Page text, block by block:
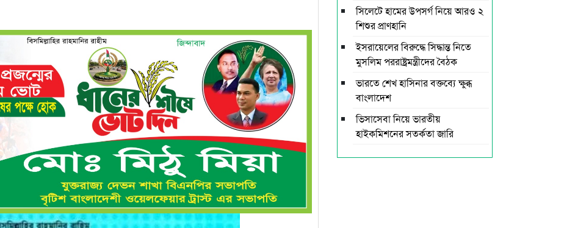
সিলেটে হামের উপসর্গ নিয়ে আরও ২
শিশুর প্রাণহানি
ইসরায়েলের বিরুদ্ধে সিদ্ধান্ত নিতে
মুসলিম পররাষ্ট্রমন্ত্রীদের বৈঠক
ভারতে শেখ হাসিনার বক্তব্যে ক্ষুব্ধ
বাংলাদেশ
ভিসাসেবা নিয়ে ভারতীয়
হাইকমিশনের সতর্কতা জারি